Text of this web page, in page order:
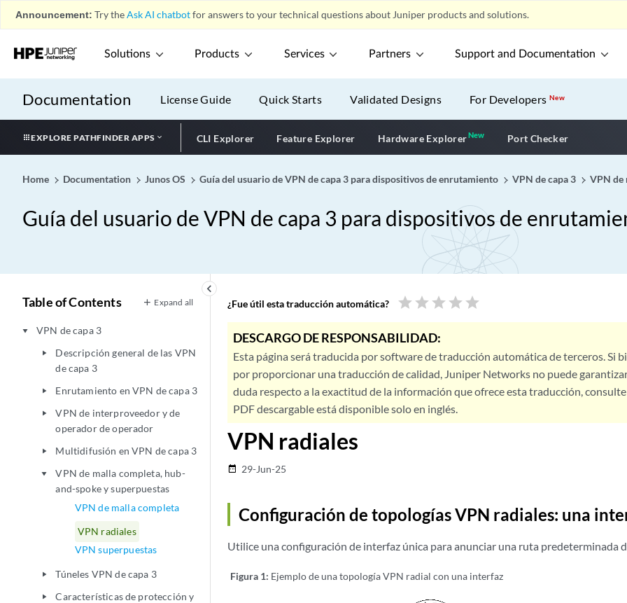
Announcement: Try theAsk AI chatbotfor answers to your technical questions about Juniper products and solutions.
Solutions Products Services Partners Support and Documentation
Documentation License Guide Quick Starts Validated Designs For DevelopersNew
EXPLORE PATHFINDER APPS CLI Explorer Feature Explorer Hardware ExplorerNewNew application
Port Checker
Home Documentation Junos OS Guía del usuario de VPN de capa 3 para dispositivos de enrutamiento VPN de capa 3 VPN de
Guía del usuario de VPN de capa 3 para dispositivos de
keyboard_arrow_left
Table of Contents Expand all
play_arrow VPN de capa 3
play_arrow
Descripción general de las VPN
de capa 3
play_arrow Enrutamiento en VPN de capa 3
play_arrow
VPN de interproveedor y de
operador de operador
play_arrow Multidifusión en VPN de capa 3
play_arrow
VPN de malla completa, hub-
and-spoke y superpuestas
VPN de malla completa
VPN radiales
VPN superpuestas
play_arrow Túneles VPN de capa 3
play_arrow
Características de protección y
¿Fue útil esta traducción automática? star star star star star
DESCARGO DE RESPONSABILIDAD:
Esta página será traducida por software de traducción automática de terceros. Si
por proporcionar una traducción de calidad, Juniper Networks no puede
duda respecto a la exactitud de la información que ofrece esta traducción,
PDF descargable está disponible solo en inglés.
VPN radiales
date_range 29-Jun-25
Configuración de topologías VPN radiales: una
Utilice una configuración de interfaz única para anunciar una ruta predeterminada
Figura 1: Ejemplo de una topología VPN radial con una interfaz